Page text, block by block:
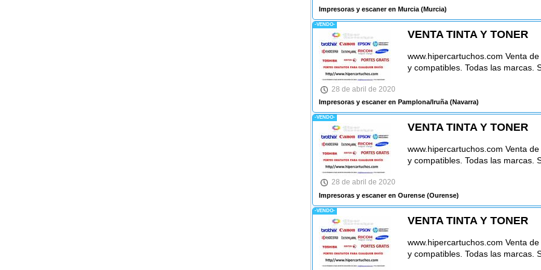
Impresoras y escaner en Murcia(Murcia)
-VENDO-
VENTA TINTA Y TONER
www.hipercartuchos.com Venta
y compatibles. Todas las marcas.
28 de abril de 2020
Impresoras y escaner en Pamplona/Iruña(Navarra)
-VENDO-
VENTA TINTA Y TONER
www.hipercartuchos.com Venta
y compatibles. Todas las marcas.
28 de abril de 2020
Impresoras y escaner en Ourense(Ourense)
-VENDO-
VENTA TINTA Y TONER
www.hipercartuchos.com Venta
y compatibles. Todas las marcas.